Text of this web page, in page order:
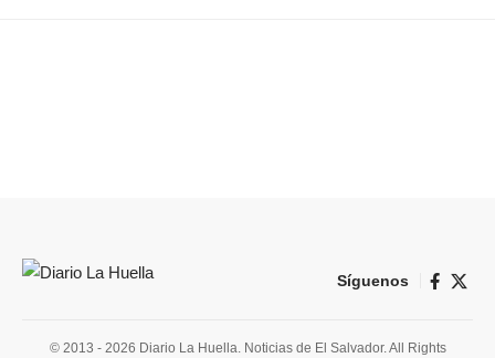
Síguenos
© 2013 - 2026 Diario La Huella. Noticias de El Salvador. All Rights